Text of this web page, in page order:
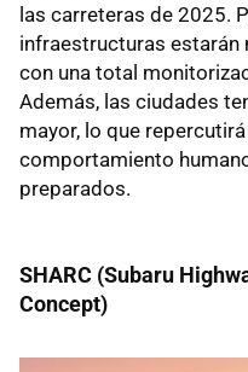
las carreteras de 2025.
infraestructuras estarán
con una total
Además, las ciudades
mayor, lo que
comportamiento
preparados.
SHARC (Subaru
Concept)